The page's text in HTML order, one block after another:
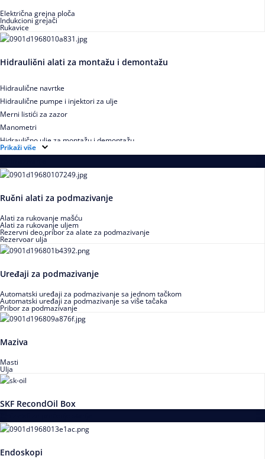
Električna grejna ploča
Indukcioni grejači
Rukavice
Hidraulični alati za montažu i demontažu
Hidraulične navrtke
Hidraulične pumpe i injektori za ulje
Merni listići za zazor
Manometri
Hidraulično ulje za montažu i demontažu
Prikaži više
Ručni alati za podmazivanje
Alati za rukovanje mašću
Alati za rukovanje uljem
Rezervni deo,pribor za alate za podmazivanje
Rezervoar ulja
Uređaji za podmazivanje
Automatski uređaji za podmazivanje sa jednom tačkom
Automatski uređaji za podmazivanje sa više tačaka
Pribor za podmazivanje
Maziva
Masti
Ulja
SKF RecondOil Box
Endoskopi